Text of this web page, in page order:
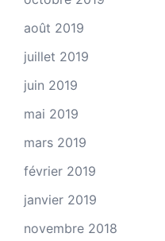
août 2019
juillet 2019
juin 2019
mai 2019
mars 2019
février 2019
janvier 2019
novembre 2018